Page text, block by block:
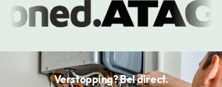
Verstopping? Bel direct.